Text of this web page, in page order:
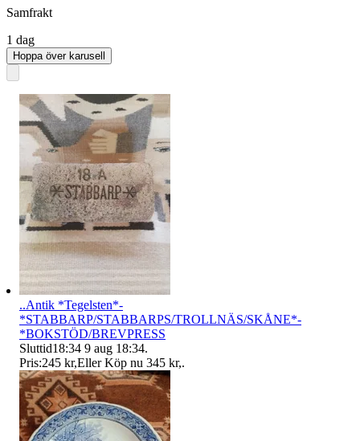
Samfrakt
1 dag
Hoppa över karusell
..Antik *Tegelsten*-
*STABBARP/STABBARPS/TROLLNÄS/SKÅNE*-
*BOKSTÖD/BREVPRESS
Sluttid18:34 9 aug 18:34.
Pris:245 kr,Eller Köp nu 345 kr,.